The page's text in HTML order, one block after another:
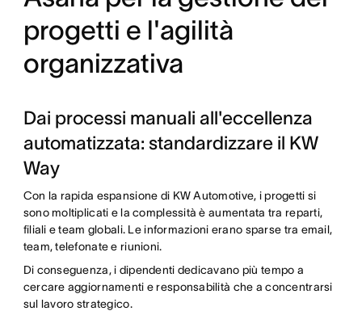
progetti e l'agilità
organizzativa
Dai processi manuali all'eccellenza
automatizzata: standardizzare il KW
Way
Con la rapida espansione di KW Automotive, i progetti si
sono moltiplicati e la complessità è aumentata tra reparti,
filiali e team globali. Le informazioni erano sparse tra email,
team, telefonate e riunioni.
Di conseguenza, i dipendenti dedicavano più tempo a
cercare aggiornamenti e responsabilità che a concentrarsi
sul lavoro strategico.